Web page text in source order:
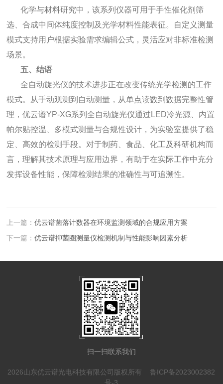
化学与材料研究中，该系列仪器可用于手性催化剂筛
选、合成中间体纯度控制及光学材料性能表征。自定义测量
模式支持用户根据实验需求编辑公式，灵活应对非标准检测
场景。
五、结语
全自动旋光仪的技术进步正在改变传统光学检测的工作
模式。从手动观测到自动测量，从单点读数到数据完整性管
理，优云谱YP-XG系列全自动旋光仪通过LED冷光源、内置
帕尔贴控温、多模式测量与合规性设计，为实验室提供了稳
定、高效的检测手段。对于制药、食品、化工及科研机构而
言，理解其技术原理与应用边界，有助于在实际工作中充分
发挥设备性能，保障检测结果的准确性与可追溯性。
上一篇：优云谱菌落计数器在环境监测领域的合规应用方案
下一篇：优云谱抑菌圈测量仪检测机制与性能影响因素分析
扫一扫联系我们
2026山东优云谱光电科技有限公司版权所有 鲁ICP备2023002382